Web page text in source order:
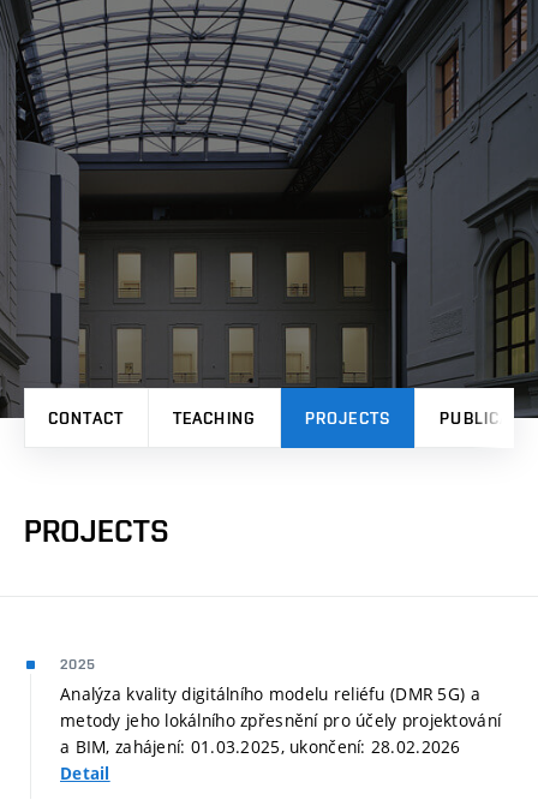
CONTACT TEACHING PROJECTS
PROJECTS
2025
Analýza kvality digitálního modelu reliéfu (DMR 5G) a
metody jeho lokálního zpřesnění pro účely projektování
a BIM, zahájení: 01.03.2025, ukončení: 28.02.2026
Detail